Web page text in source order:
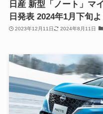
日産 新型「ノート」マ
日発表 2024年1月下旬
2023年12月11日 2024年8月11日